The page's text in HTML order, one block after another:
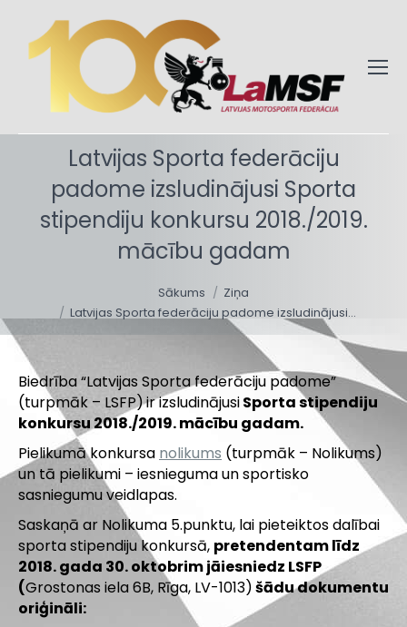
Latvijas Sporta federāciju
padome izsludinājusi Sporta
stipendiju konkursu 2018./2019.
mācību gadam
Sākums
Ziņa
Latvijas Sporta federāciju padome izsludinājusi…
Biedrība “Latvijas Sporta federāciju padome”
(turpmāk – LSFP)ir izsludinājusiSporta stipendiju
konkursu 2018./2019. mācību gadam.
Pielikumā konkursa nolikums (turpmāk – Nolikums)
un tā pielikumi – iesnieguma un sportisko
sasniegumu veidlapas.
Saskaņā ar Nolikuma 5.punktu, lai pieteiktos dalībai
sporta stipendiju konkursā, pretendentam līdz
2018. gada 30. oktobrimjāiesniedz LSFP
(Grostonas iela 6B, Rīga, LV-1013)šādu dokumentu
oriģināli: